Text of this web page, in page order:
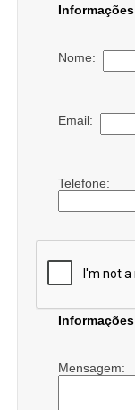
Nome:
Email:
Telefone:
Mensagem: